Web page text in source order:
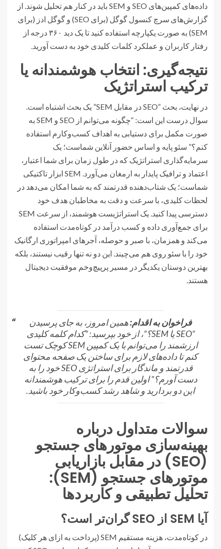
داده‌های کمپین‌های SEO و SEM باید در کنار هم تحلیل شوند. از
گزارش‌های سرچ کنسول گوگل (برای SEO) و گوگل ادز (برای
SEM) به صورت یکپارچه استفاده کنید تا یک دید ۳۶۰ درجه از
رفتار کاربران و عملکرد کلمات کلیدی خود به دست آورید.
نتیجه‌گیری: انتخاب هوشمندانه یا
ترکیب استراتژیک
در نهایت، بحث “SEO در مقابل SEM” یک بحث اشتباه است.
سوال درست این است: “چگونه می‌توانم از SEO و SEM به
صورت مکمل برای دستیابی به اهداف کسب‌وکارم استفاده
کنم؟” سئو پایه و اساس حضور آنلاین شماست؛ یک
سرمایه‌گذاری استراتژیک که در طول زمان برای شما اعتبار،
اعتماد و ترافیک پایدار به ارمغان می‌آورد. SEM ابزار تاکتیکی
شماست؛ یک شتاب‌دهنده قدرتمند که به شما امکان می‌دهد در
لحظات کلیدی، با سرعت و دقت به مخاطبان هدف خود
دسترسی پیدا کنید. یک استراتژیست هوشمند، از سرعت SEM
برای جمع‌آوری داده و کسب درآمد در کوتاه‌مدت استفاده
می‌کند و همزمان، با صبر و حوصله، آجرهای امپراتوری ارگانیک
خود را با سئو روی هم می‌چیند. این دو نه تنها رقیب نیستند، بلکه
بهترین دوستان یکدیگر در مسیر پرپیچ‌وخم موفقیت دیجیتال
هستند.
فراخوان به اقدام:همین امروز، به جای پرسیدن
“SEO یا SEM؟”، از خود بپرسید: “کدام کلمه کلیدی
ارزشمند را می‌توانم با یک کمپین SEM کوچک تست
کنم تا داده‌های لازم برای ساختن یک صفحه محتوای
قدرتمند و ماندگار برای استراتژی SEO خود را به
دست آورم؟” اولین قدم را برای ترکیب هوشمندانه
این دو بردارید و شاهد رشد کسب‌وکار خود باشید.
سوالات متداول درباره
بهینه‌سازی موتورهای جستجو
(SEO) در مقابل بازاریابی
موتورهای جستجو (SEM):
تحلیل تطبیقی و کاربردها
آیا SEM از SEO گران‌تر است؟
در کوتاه‌مدت، هزینه مستقیم SEM (پرداخت به ازای هر کلیک)